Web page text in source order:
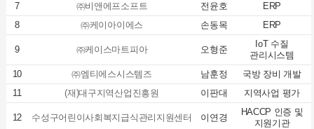
7
㈜비앤에프소프트 전윤호
ERP
8
㈜케이아이에스 손동목 ERP
9 ㈜케이스마트피아 오형준
IoT 수질
관리시스템
10
㈜엠티에스시스템즈 남훈정
국방 장비 개발
11
(재)대구지역산업진흥원 이판대 지역사업 평가
12 수성구어린이사회복지급식관리지원센터 이연경
HACCP 인증 및
지원기관